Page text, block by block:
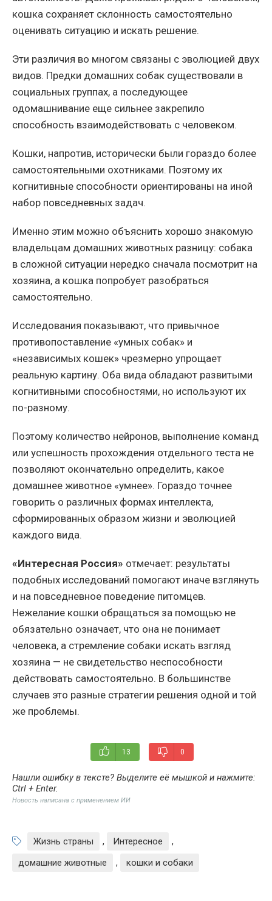
кошка сохраняет склонность самостоятельно
оценивать ситуацию и искать решение.
Эти различия во многом связаны с эволюцией двух
видов. Предки домашних собак существовали в
социальных группах, а последующее
одомашнивание еще сильнее закрепило
способность взаимодействовать с человеком.
Кошки, напротив, исторически были гораздо более
самостоятельными охотниками. Поэтому их
когнитивные способности ориентированы на иной
набор повседневных задач.
Именно этим можно объяснить хорошо знакомую
владельцам домашних животных разницу: собака
в сложной ситуации нередко сначала посмотрит на
хозяина, а кошка попробует разобраться
самостоятельно.
Исследования показывают, что привычное
противопоставление «умных собак» и
«независимых кошек» чрезмерно упрощает
реальную картину. Оба вида обладают развитыми
когнитивными способностями, но используют их
по-разному.
Поэтому количество нейронов, выполнение команд
или успешность прохождения отдельного теста не
позволяют окончательно определить, какое
домашнее животное «умнее». Гораздо точнее
говорить о различных формах интеллекта,
сформированных образом жизни и эволюцией
каждого вида.
«Интересная Россия» отмечает: результаты
подобных исследований помогают иначе взглянуть
и на повседневное поведение питомцев.
Нежелание кошки обращаться за помощью не
обязательно означает, что она не понимает
человека, а стремление собаки искать взгляд
хозяина — не свидетельство неспособности
действовать самостоятельно. В большинстве
случаев это разные стратегии решения одной и той
же проблемы.
13 0
Нашли ошибку в тексте? Выделите её мышкой и нажмите:
Ctrl + Enter.
Новость написана с применением ИИ
Жизнь страны , Интересное
,
домашние животные
, кошки и собаки